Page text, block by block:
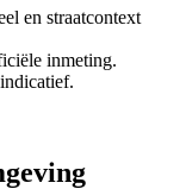
en straatcontext
inmeting.